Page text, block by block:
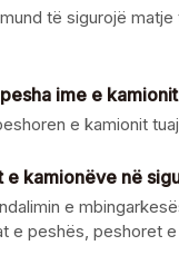
të sigurojë
ime e
e kamionit
kamionëve në
e
e peshës, peshoret